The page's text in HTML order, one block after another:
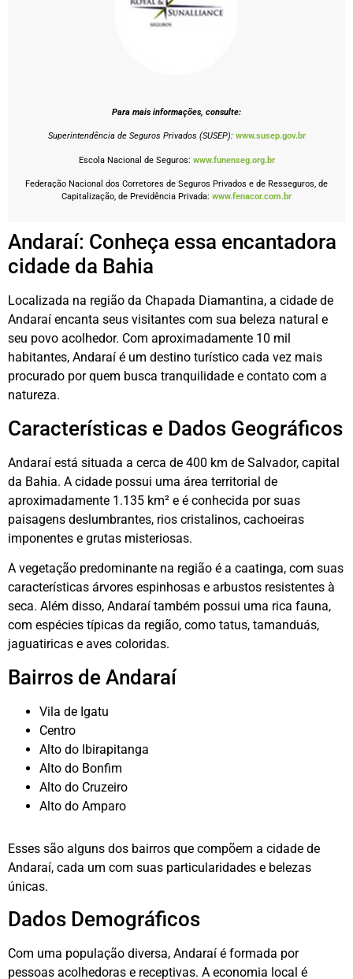
Para mais informações, consulte:
Superintendência de Seguros Privados (SUSEP): www.susep.gov.br
Escola Nacional de Seguros: www.funenseg.org.br
Federação Nacional dos Corretores de Seguros Privados e de Resseguros, de
Capitalização, de Previdência Privada: www.fenacor.com.br
Andaraí: Conheça essa encantadora
cidade da Bahia
Localizada na região da Chapada Diamantina, a cidade de
Andaraí encanta seus visitantes com sua beleza natural e
seu povo acolhedor. Com aproximadamente 10 mil
habitantes, Andaraí é um destino turístico cada vez mais
procurado por quem busca tranquilidade e contato com a
natureza.
Características e Dados Geográficos
Andaraí está situada a cerca de 400 km de Salvador, capital
da Bahia. A cidade possui uma área territorial de
aproximadamente 1.135 km² e é conhecida por suas
paisagens deslumbrantes, rios cristalinos, cachoeiras
imponentes e grutas misteriosas.
A vegetação predominante na região é a caatinga, com suas
características árvores espinhosas e arbustos resistentes à
seca. Além disso, Andaraí também possui uma rica fauna,
com espécies típicas da região, como tatus, tamanduás,
jaguatiricas e aves coloridas.
Bairros de Andaraí
Vila de Igatu
Centro
Alto do Ibirapitanga
Alto do Bonfim
Alto do Cruzeiro
Alto do Amparo
Esses são alguns dos bairros que compõem a cidade de
Andaraí, cada um com suas particularidades e belezas
únicas.
Dados Demográficos
Com uma população diversa, Andaraí é formada por
pessoas acolhedoras e receptivas. A economia local é